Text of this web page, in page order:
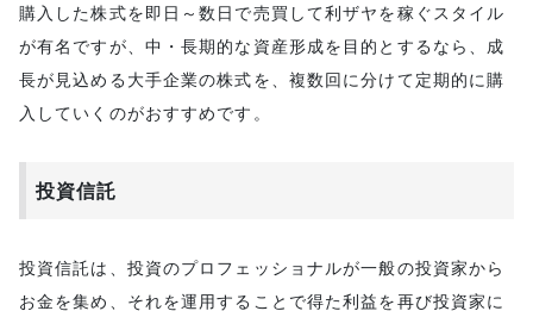
購入した株式を即日～数日で売買して利ザヤを稼ぐスタイル
が有名ですが、中・長期的な資産形成を目的とするなら、成
長が見込める大手企業の株式を、複数回に分けて定期的に購
入していくのがおすすめです。
投資信託
投資信託は、投資のプロフェッショナルが一般の投資家から
お金を集め、それを運用することで得た利益を再び投資家に